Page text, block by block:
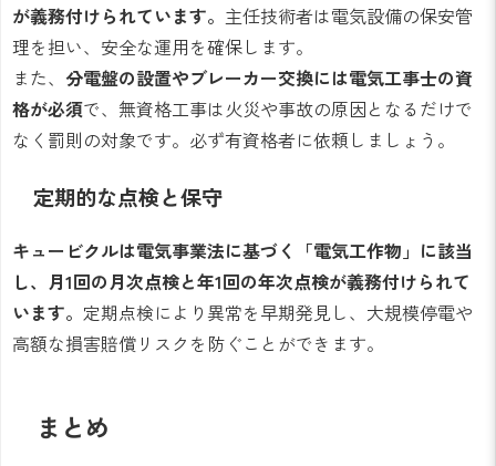
が義務付けられています。 主任技術者は電気設備の保安管
理を担い、安全な運用を確保します。
また、 分電盤の設置やブレーカー交換には電気工事士の資
格が必須で、無資格工事は火災や事故の原因となるだけで
なく罰則の対象です。必ず有資格者に依頼しましょう。
定期的な点検と保守
キュービクルは電気事業法に基づく「電気工作物」に該当
し、月1回の月次点検と年1回の年次点検が義務付けられて
います。 定期点検により異常を早期発見し、大規模停電や
高額な損害賠償リスクを防ぐことができます。
まとめ